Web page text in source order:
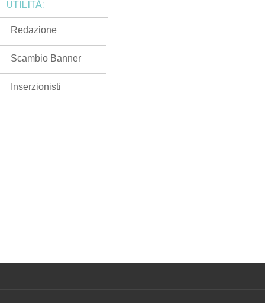
UTILITÀ:
Redazione
Scambio Banner
Inserzionisti